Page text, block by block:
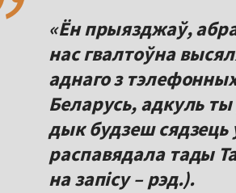
«Ён прыязджаў,
нас гвалтоўна
аднаго з
Беларусь, адкуль ты
дык будзеш сядзець
распавядала тады
на запісу – рэд.).